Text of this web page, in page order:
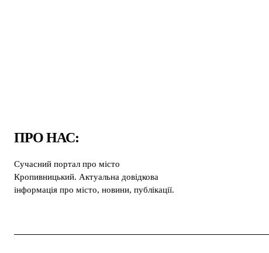
ПРО НАС:
Сучасний портал про місто
Кропивницький. Актуальна довідкова
інформація про місто, новини, публікації.